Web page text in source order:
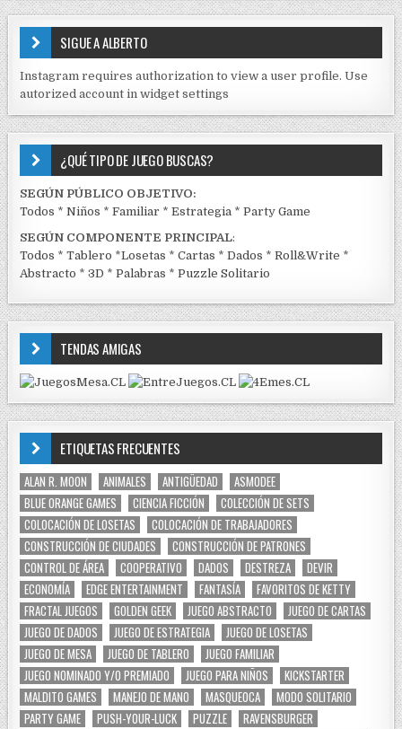
S
E
J
C
K
SIGUE A ALBERTO
Instagram requires authorization to view a user profile. Use
autorized account in widget settings
¿QUÉ TIPO DE JUEGO BUSCAS?
SEGÚN PÚBLICO OBJETIVO:
Todos *Niños *Familiar *Estrategia *Party Game
SEGÚN COMPONENTE PRINCIPAL:
Todos *Tablero *Losetas *Cartas *Dados *Roll&Write *
Abstracto *3D *Palabras *Puzzle Solitario
TENDAS AMIGAS
ETIQUETAS FRECUENTES
ALAN R. MOON ANIMALES ANTIGÜEDAD
ASMODEE
BLUE ORANGE GAMES
CIENCIA FICCIÓN
COLECCIÓN DE SETS
COLOCACIÓN DE LOSETAS
COLOCACIÓN DE TRABAJADORES
CONSTRUCCIÓN DE CIUDADES
CONSTRUCCIÓN DE PATRONES
CONTROL DE ÁREA
COOPERATIVO DADOS DESTREZA
DEVIR
ECONOMÍA
EDGE ENTERTAINMENT FANTASÍA
FAVORITOS DE KETTY
FRACTAL JUEGOS
GOLDEN GEEK JUEGO ABSTRACTO
JUEGO DE CARTAS
JUEGO DE DADOS
JUEGO DE ESTRATEGIA
JUEGO DE LOSETAS
JUEGO DE MESA
JUEGO DE TABLERO
JUEGO FAMILIAR
JUEGO NOMINADO Y/O PREMIADO
JUEGO PARA NIÑOS
KICKSTARTER
MALDITO GAMES
MANEJO DE MANO MASQUEOCA
MODO SOLITARIO
PARTY GAME
PUSH-YOUR-LUCK PUZZLE
RAVENSBURGER